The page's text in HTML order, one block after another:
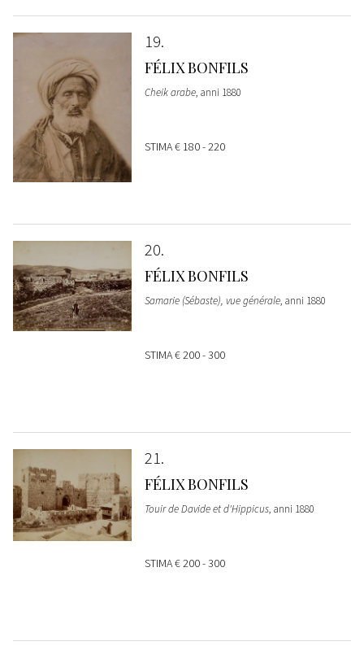
19
FÉLIX BONFILS
Cheik arabe, anni 1880
STIMA€ 180 - 220
20
FÉLIX BONFILS
Samarie (Sébaste), vue générale, anni 1880
STIMA€ 200 - 300
21
FÉLIX BONFILS
Touir de Davide et d'Hippicus, anni 1880
STIMA€ 200 - 300